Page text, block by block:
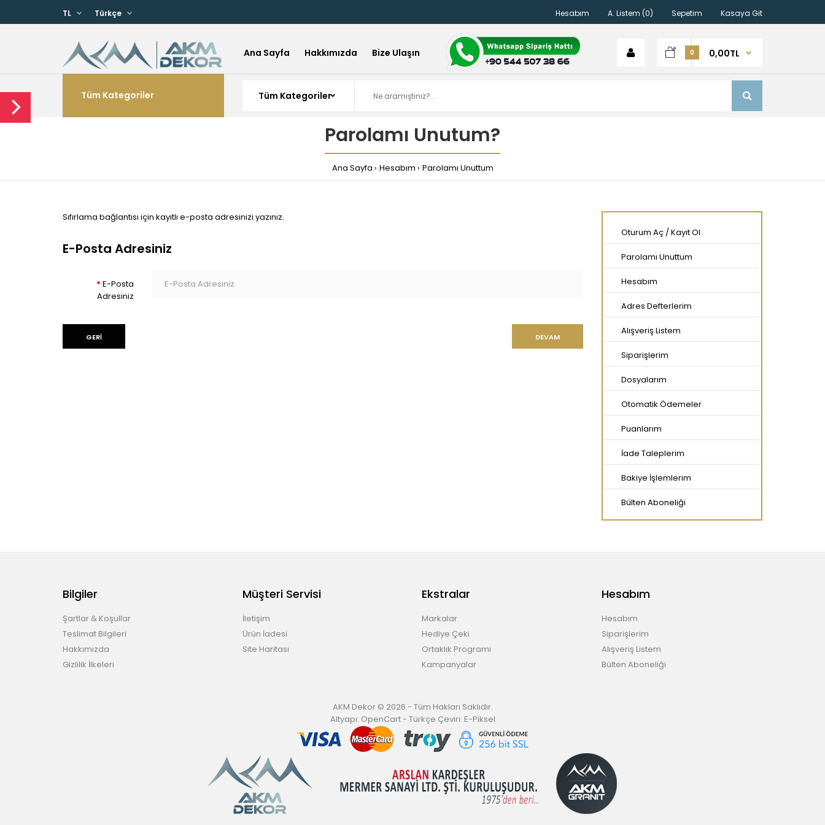
Hesabım A. Listem (0) Sepetim Kasaya Git
TL Türkçe
Ana Sayfa Hakkımızda Bize Ulaşın 0 0,00TL
Tüm Kategoriler
Parolamı Unutum?
Ana Sayfa Hesabım Parolamı Unuttum
Sıfırlama bağlantısı için kayıtlı e-posta adresinizi yazınız.
E-Posta Adresiniz
E-Posta
Adresiniz
GERI
Oturum Aç/Kayıt Ol
Parolamı Unuttum
Hesabım
Adres Defterlerim
Alışveriş Listem
Siparişlerim
Dosyalarım
Otomatik Ödemeler
Puanlarım
İade Taleplerim
Bakiye İşlemlerim
Bülten Aboneliği
Bilgiler
Şartlar & Koşullar
Teslimat Bilgileri
Hakkımızda
Gizlilik İlkeleri
Müşteri Servisi
İletişim
Ürün İadesi
Site Haritası
Ekstralar
Markalar
Hediye Çeki
Ortaklık Programı
Kampanyalar
Hesabım
Hesabım
Siparişlerim
Alışveriş Listem
Bülten Aboneliği
AKM Dekor © 2026 - Tüm Hakları Saklıdır.
Altyapı: OpenCart- Türkçe Çeviri: E-Piksel